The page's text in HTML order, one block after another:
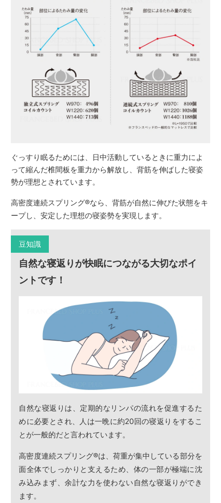
ぐっすり眠るためには、日中活動しているときに重力によ
って縮んだ椎間板を重力から解放し、背筋を伸ばした寝姿
勢が理想とされています。
高密度連続スプリング®なら、背筋が自然に伸びた状態をキ
ープし、安定した理想の寝姿勢を実現します。
豆知識
自然な寝返りが快眠につながる大切なポイ
ントです！
自然な寝返りは、定期的なリンパの流れを促進するた
めに必要とされ、人は一晩に約20回の寝返りをするこ
とが一般的だと言われています。
高密度連続スプリング®は、荷重が集中している部分を
面全体でしっかりと支えるため、体の一部が極端に沈
み込みまず、余計な力を使わない自然な寝返りができ
ます。